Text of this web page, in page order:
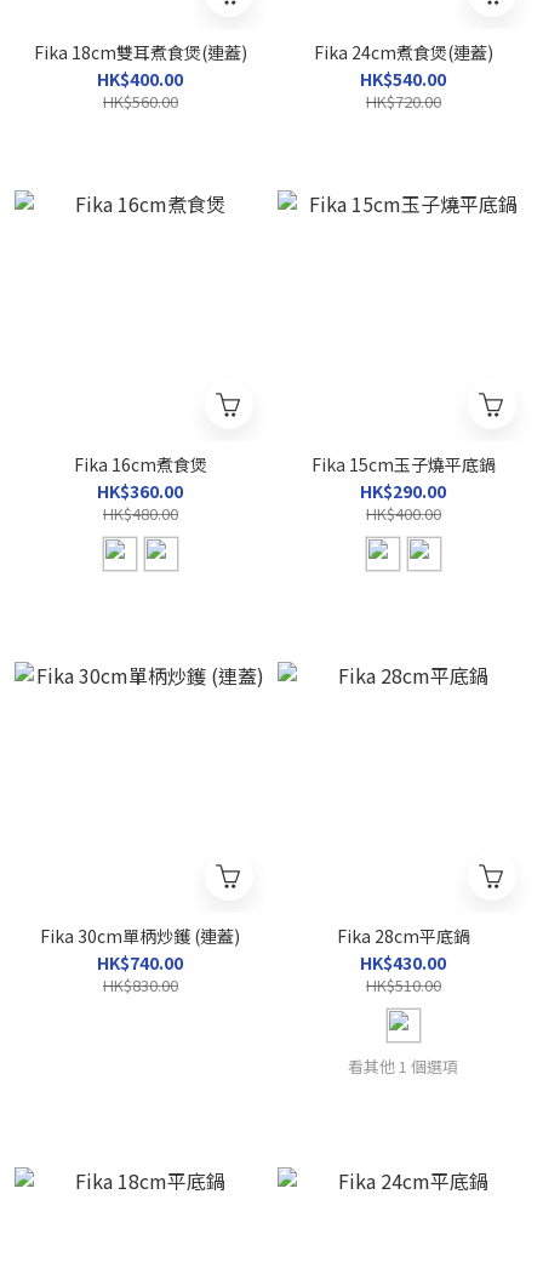
Fika 18cm雙耳煮食煲(連蓋)
HK$400.00
HK$560.00
Fika 24cm煮食煲(連蓋)
HK$540.00
HK$720.00
Fika 16cm煮食煲
HK$360.00
HK$480.00
Fika 15cm玉子燒平底鍋
HK$290.00
HK$400.00
Fika 30cm單柄炒鑊 (連蓋)
HK$740.00
HK$830.00
Fika 28cm平底鍋
HK$430.00
HK$510.00
看其他 1 個選項